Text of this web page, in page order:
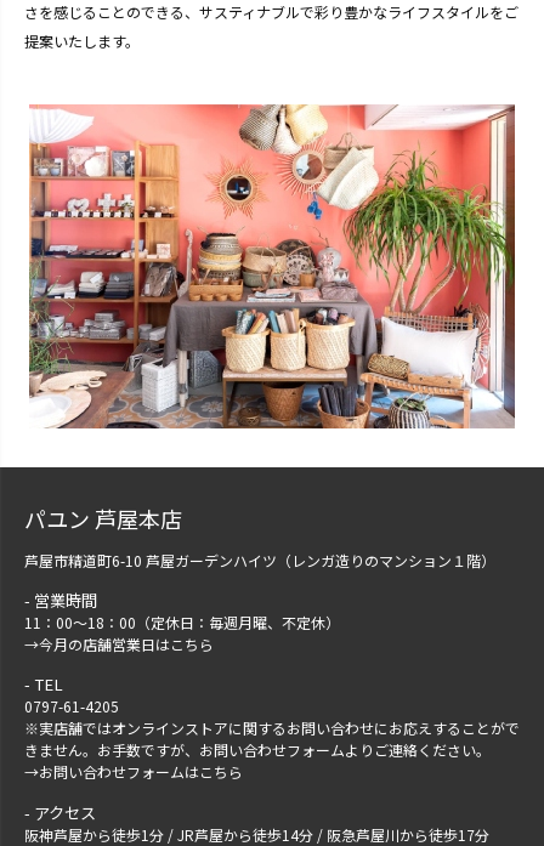
さを感じることのできる、サスティナブルで彩り豊かなライフスタイルをご
提案いたします。
パユン 芦屋本店
芦屋市精道町6-10 芦屋ガーデンハイツ（レンガ造りのマンション１階）
営業時間
11：00～18：00（定休日：毎週月曜、不定休）
→今月の店舗営業日はこちら
TEL
0797-61-4205
※実店舗ではオンラインストアに関するお問い合わせにお応えすることがで
きません。お手数ですが、 お問い合わせフォームよりご連絡ください。
→お問い合わせフォームはこちら
アクセス
阪神芦屋から徒歩1分 / JR芦屋から徒歩14分 / 阪急芦屋川から徒歩17分